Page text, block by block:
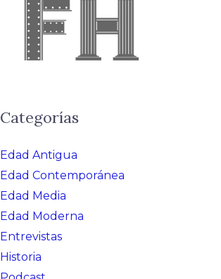
Categorías
Edad Antigua
Edad Contemporánea
Edad Media
Edad Moderna
Entrevistas
Historia